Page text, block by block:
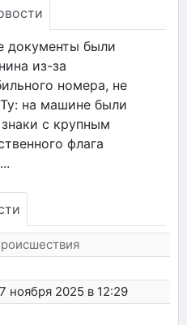
документы были
из-за
номера, не
на машине были
с крупным
флага
ноября 2025 в 12:29